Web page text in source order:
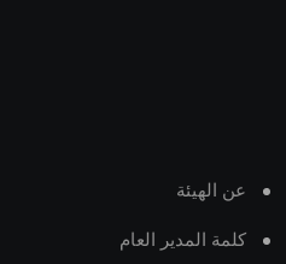
عن الهيئة
كلمة المدير العام